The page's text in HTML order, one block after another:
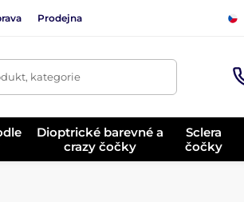
Prodejna
kategorie
Dioptrické barevné a
crazy čočky
Sclera
čočky